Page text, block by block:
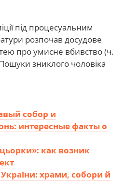
під процесуальним
розпочав досудове
про умисне вбивство (ч.
зниклого чоловіка
собор и
интересные факты о
как возник
храми, собори й